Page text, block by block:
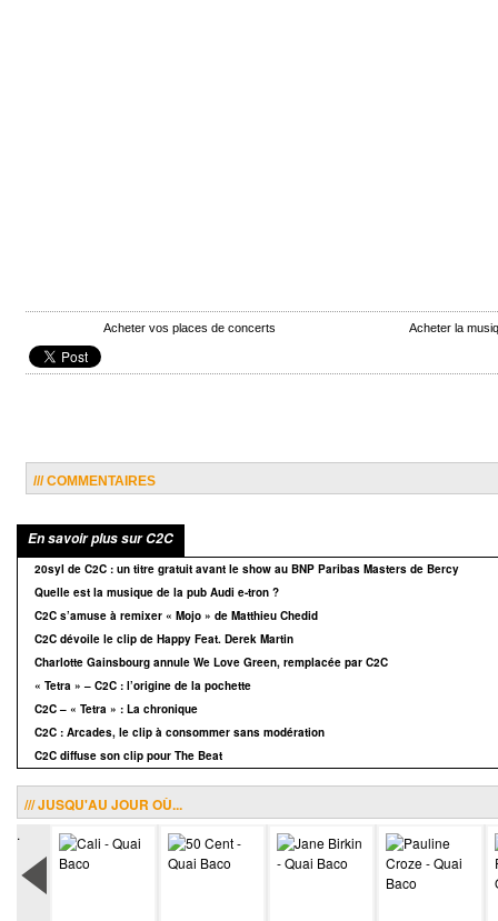
Acheter vos places de concerts Acheter la
/// COMMENTAIRES
En savoir plus sur C2C
20syl de C2C : un titre gratuit avant le show au BNP Paribas Masters de Bercy
Quelle est la musique de la pub Audi e-tron ?
C2C s’amuse à remixer « Mojo » de Matthieu Chedid
C2C dévoile le clip de Happy Feat. Derek Martin
Charlotte Gainsbourg annule We Love Green, remplacée par C2C
« Tetra » – C2C : l’origine de la pochette
C2C – « Tetra » : La chronique
C2C : Arcades, le clip à consommer sans modération
C2C diffuse son clip pour The Beat
/// JUSQU'AU JOUR OÙ...
.